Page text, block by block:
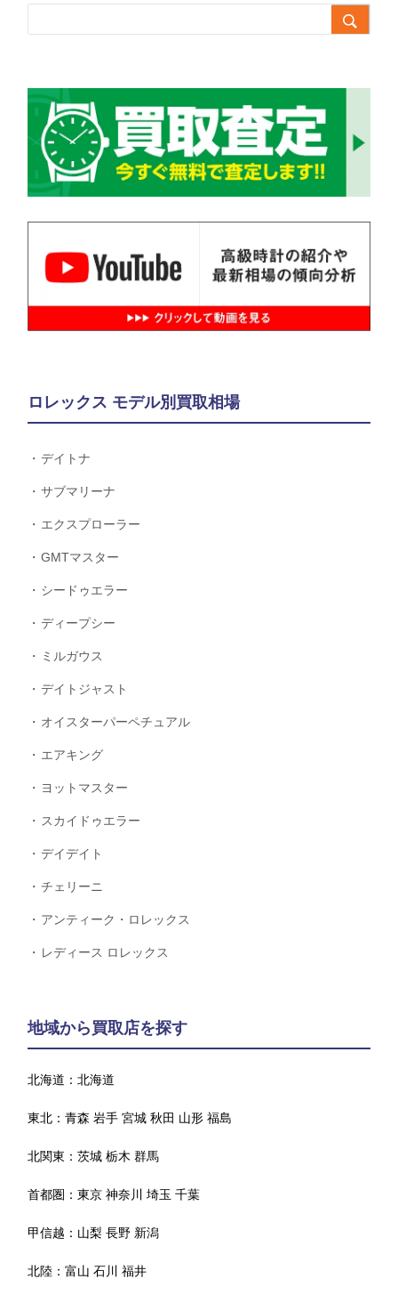

ロレックス モデル別買取相場
デイトナ
サブマリーナ
エクスプローラー
GMTマスター
シードゥエラー
ディープシー
ミルガウス
デイトジャスト
オイスターパーペチュアル
エアキング
ヨットマスター
スカイドゥエラー
デイデイト
チェリーニ
アンティーク・ロレックス
レディース ロレックス
地域から買取店を探す
北海道：北海道
東北：青森 岩手 宮城 秋田 山形 福島
北関東：茨城 栃木 群馬
首都圏：東京 神奈川 埼玉 千葉
甲信越： 山梨 長野 新潟
北陸：富山 石川 福井